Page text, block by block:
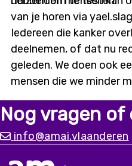
van je horen via
Iedereen die kanker
deelnemen, of dat nu
geleden. We doen ook
mensen die we minder
digitaal kwetsbaren of
migratieachtergrond.
diverse ervaringen
een chatbot bouwen
Nog vragen of
info@amai.vlaanderen